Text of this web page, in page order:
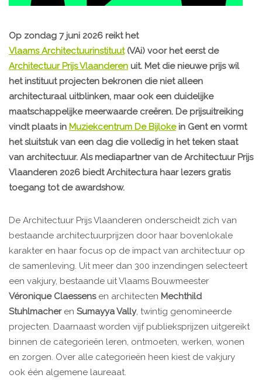
Op zondag 7 juni 2026 reikt het
Vlaams Architectuurinstituut(VAi) voor het eerst de
Architectuur Prijs Vlaanderen uit. Met die nieuwe prijs wil
het instituut projecten bekronen die niet alleen
architecturaal uitblinken, maar ook een duidelijke
maatschappelijke meerwaarde creëren. De prijsuitreiking
vindt plaats in Muziekcentrum De Bijlokein Gent en vormt
het sluitstuk van een dag die volledig in het teken staat
van architectuur. Als mediapartner van de Architectuur Prijs
Vlaanderen 2026 biedt Architectura haar lezers gratis
toegang tot de awardshow.
De Architectuur Prijs Vlaanderen onderscheidt zich van
bestaande architectuurprijzen door haar bovenlokale
karakter en haar focus op de impact van architectuur op
de samenleving. Uit meer dan 300 inzendingen selecteert
een vakjury, bestaande uit Vlaams Bouwmeester
Véronique Claessensen architecten Mechthild
Stuhlmacheren Sumayya Vally, twintig genomineerde
projecten. Daarnaast worden vijf publieksprijzen uitgereikt
binnen de categorieën leren, ontmoeten, werken, wonen
en zorgen. Over alle categorieën heen kiest de vakjury
ook één algemene laureaat.